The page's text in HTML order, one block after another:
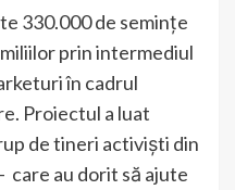
330.000 de semințe
prin intermediul
în cadrul
Proiectul a luat
de tineri activiști din
care au dorit să ajute